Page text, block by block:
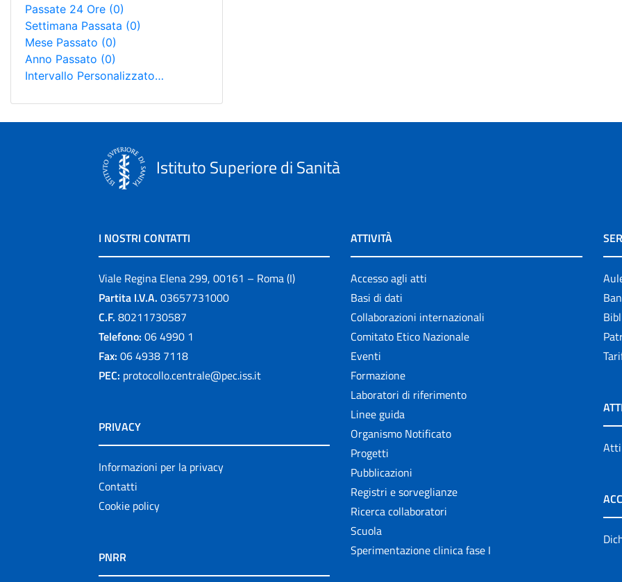
Passate 24 Ore (0)
Settimana Passata (0)
Mese Passato (0)
Anno Passato (0)
Intervallo Personalizzato…
Istituto Superiore di Sanità
I NOSTRI CONTATTI
Viale Regina Elena 299, 00161 – Roma (I)
Partita I.V.A. 03657731000
C.F. 80211730587
Telefono: 06 4990 1
Fax: 06 4938 7118
PEC: protocollo.centrale@pec.iss.it
PRIVACY
Informazioni per la privacy
Contatti
Cookie policy
PNRR
ATTIVITÀ
Accesso agli atti
Basi di dati
Collaborazioni internazionali
Comitato Etico Nazionale
Eventi
Formazione
Laboratori di riferimento
Linee guida
Organismo Notificato
Progetti
Pubblicazioni
Registri e sorveglianze
Ricerca collaboratori
Scuola
Sperimentazione clinica fase I
Atti